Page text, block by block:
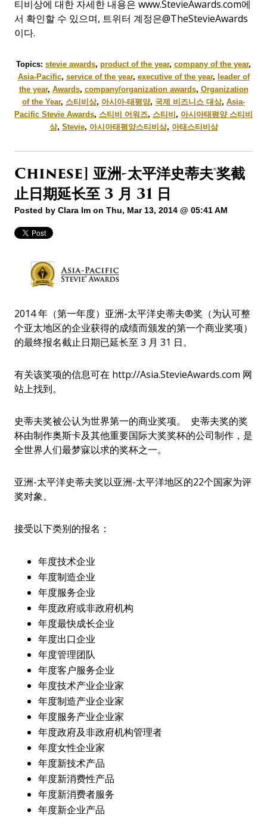
티비상에 대한 자세한 내용은 www.StevieAwards.com에
서 확인할 수 있으며, 트위터 계정은@TheStevieAwards
이다.
Topics: stevie awards, product of the year, company of the year,
Asia-Pacific, service of the year, executive of the year, leader of
the year, Awards, company/organization awards, Organization
of the Year, 스티비상, 아시아-태평양, 국제 비즈니스 대상, Asia-
Pacific Stevie Awards, 스티비 어워즈, 스티비 , 아시아태평양 스티비
상, Stevie, 아시아태평양스티비상, 아태스티비상
Chinese] 亚洲-太平洋史蒂夫®奖截
止日期延长至 3 月 31 日
Posted by Clara Im on Thu, Mar 13, 2014 @ 05:41 AM
2014 年（第一年度）亚洲-太平洋史蒂夫®奖（为认可整
个亚太地区的企业获得的成绩而颁发的第一个商业奖项）
的最终报名截止日期已延长至 3 月 31 日。
有关该奖项的信息可在 http://Asia.StevieAwards.com 网
站上找到。
史蒂夫奖被公认为世界第一的商业奖项。 史蒂夫奖的奖
杯由制作奥斯卡及其他重要国际大奖奖杯的公司制作，是
全世界人们最梦寐以求的奖杯之一。
亚洲-太平洋史蒂夫奖以亚洲-太平洋地区的22个国家为评
奖对象。
接受以下类别的报名：
年度技术企业
年度制造企业
年度服务企业
年度政府或非政府机构
年度最快成长企业
年度出口企业
年度管理团队
年度客户服务企业
年度技术产业企业家
年度制造产业企业家
年度服务产业企业家
年度政府及非政府机构管理者
年度女性企业家
年度新技术产品
年度新消费性产品
年度新消费者服务
年度新企业产品